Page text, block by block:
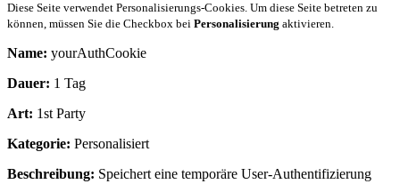
Diese Seite verwendet Personalisierungs-Cookies. Um diese Seite betreten zu
können, müssen Sie die Checkbox bei Personalisierung aktivieren.
Name: yourAuthCookie
Dauer: 1 Tag
Art: 1st Party
Kategorie: Personalisiert
Beschreibung: Speichert eine temporäre User-Authentifizierung